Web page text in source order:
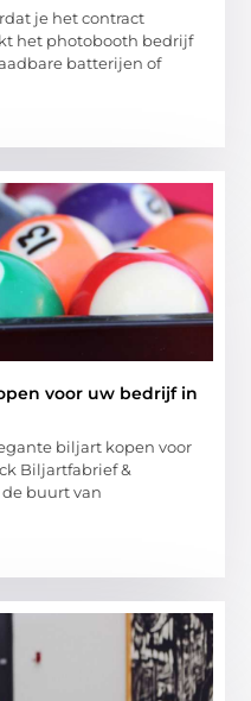
je het contract
het photobooth bedrijf
batterijen of
voor uw bedrijf in
biljart kopen voor
Biljartfabrief &
buurt van